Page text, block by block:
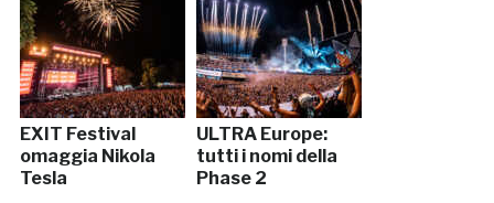
EXIT Festival
omaggia Nikola
Tesla
ULTRA Europe:
tutti i nomi della
Phase 2